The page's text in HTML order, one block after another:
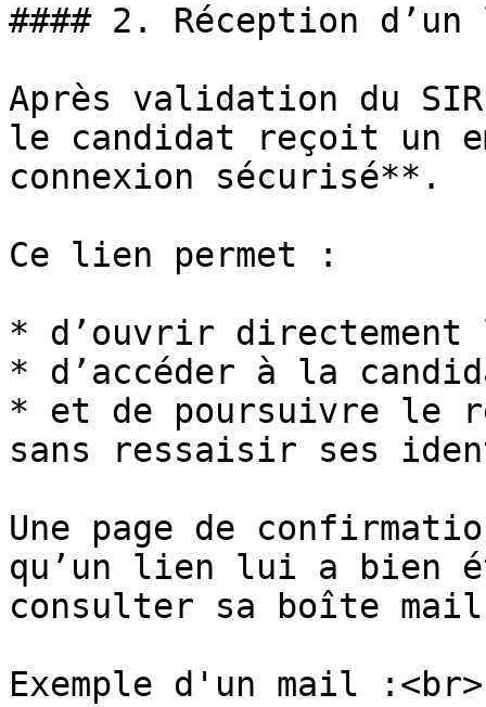
#### 2. Réception
Après validation du
le candidat reçoit un
connexion sécurisé**.
Ce lien permet :
* d’ouvrir
* d’accéder à la
* et de poursuivre le
sans ressaisir ses
Une page de
qu’un lien lui a bien
consulter sa boîte
Exemple d'un mail :<br>